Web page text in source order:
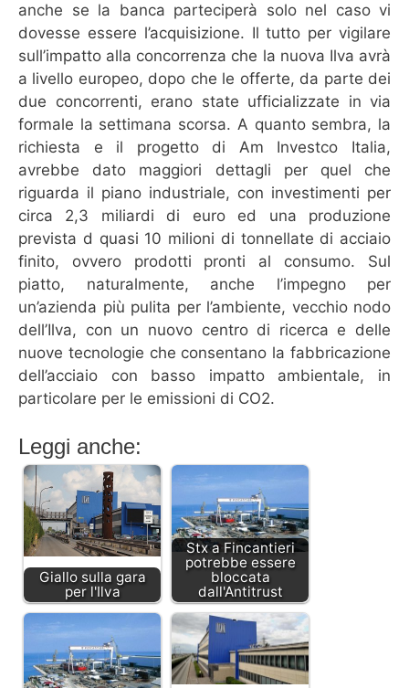
anche se la banca parteciperà solo nel caso vi
dovesse essere l’acquisizione. Il tutto per vigilare
sull’impatto alla concorrenza che la nuova Ilva avrà
a livello europeo, dopo che le offerte, da parte dei
due concorrenti, erano state ufficializzate in via
formale la settimana scorsa. A quanto sembra, la
richiesta e il progetto di Am Investco Italia,
avrebbe dato maggiori dettagli per quel che
riguarda il piano industriale, con investimenti per
circa 2,3 miliardi di euro ed una produzione
prevista d quasi 10 milioni di tonnellate di acciaio
finito, ovvero prodotti pronti al consumo. Sul
piatto, naturalmente, anche l’impegno per
un’azienda più pulita per l’ambiente, vecchio nodo
dell’Ilva, con un nuovo centro di ricerca e delle
nuove tecnologie che consentano la fabbricazione
dell’acciaio con basso impatto ambientale, in
particolare per le emissioni di CO2.
Leggi anche:
Giallo sulla gara
per l'Ilva
Stx a Fincantieri
potrebbe essere
bloccata
dall'Antitrust